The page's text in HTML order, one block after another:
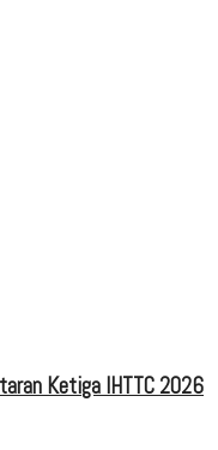
Ketiga IHTTC 2026